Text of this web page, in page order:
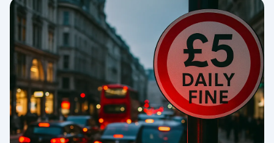
الجزائر الجالية المنتخب الوطني سياسة
اقتصاد رياضة